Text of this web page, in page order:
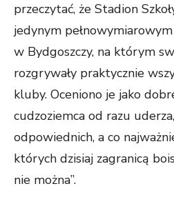
przeczytać, że Stadion
jedynym
w Bydgoszczy, na którym
rozgrywały praktycznie
kluby. Oceniono je jako
cudzoziemca od razu
odpowiednich, a co
których dzisiaj zagranicą
nie można”.